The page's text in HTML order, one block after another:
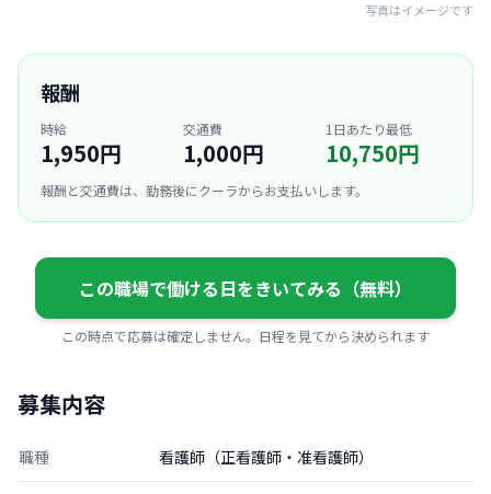
写真はイメージです
報酬
時給
1,950円
交通費
1,000円
1日あたり最低
10,750円
報酬と交通費は、勤務後にクーラからお支払いします。
この職場で働ける日をきいてみる（無料）
この時点で応募は確定しません。日程を見てから決められます
募集内容
職種 看護師（正看護師・准看護師）